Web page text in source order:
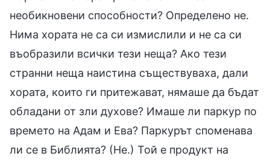
необикновени способности? Определено не.
Нима хората не са си измислили и не са си
въобразили всички тези неща? Ако тези
странни неща наистина съществуваха, дали
хората, които ги притежават, нямаше да бъдат
обладани от зли духове? Имаше ли паркур по
времето на Адам и Ева? Паркурът споменава
ли се в Библията? (Не.) Той е продукт на